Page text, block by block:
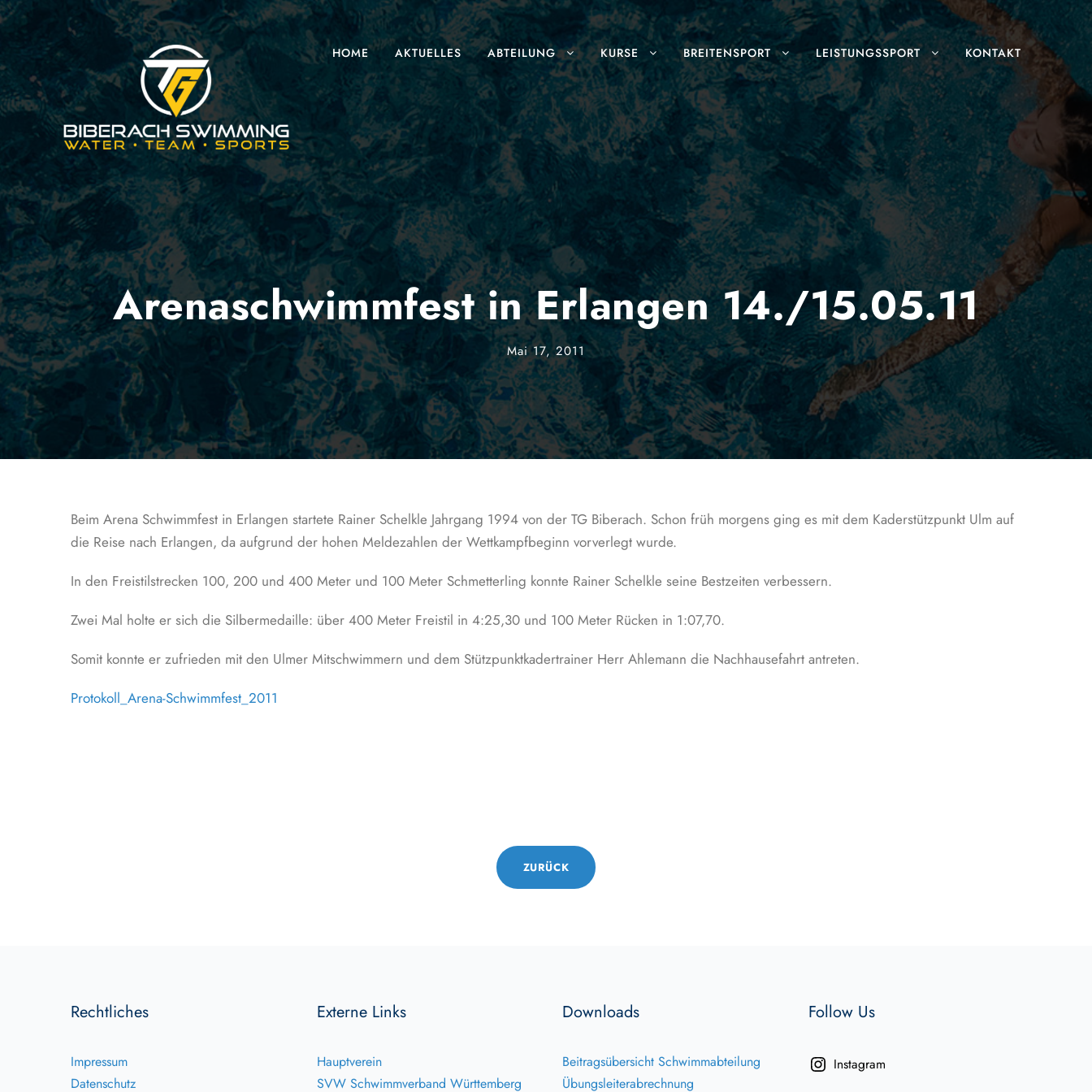
HOME AKTUELLES ABTEILUNG KURSE BREITENSPORT LEISTUNGSSPORT KONTAKT
Arenaschwimmfest in Erlangen 14./15.05.11
Mai 17, 2011
Beim Arena Schwimmfest in Erlangen startete Rainer Schelkle Jahrgang 1994 von der TG Biberach. Schon früh morgens ging es mit dem Kaderstützpunkt Ulm auf
die Reise nach Erlangen, da aufgrund der hohen Meldezahlen der Wettkampfbeginn vorverlegt wurde.
In den Freistilstrecken 100, 200 und 400 Meter und 100 Meter Schmetterling konnte Rainer Schelkle seine Bestzeiten verbessern.
Zwei Mal holte er sich die Silbermedaille: über 400 Meter Freistil in 4:25,30 und 100 Meter Rücken in 1:07,70.
Somit konnte er zufrieden mit den Ulmer Mitschwimmern und dem Stützpunktkadertrainer Herr Ahlemann die Nachhausefahrt antreten.
Protokoll_Arena-Schwimmfest_2011
ZURÜCK
Rechtliches
Impressum
Datenschutz
Externe Links
Hauptverein
SVW Schwimmverband Württemberg
Downloads
Beitragsübersicht Schwimmabteilung
Übungsleiterabrechnung
Follow Us
Instagram